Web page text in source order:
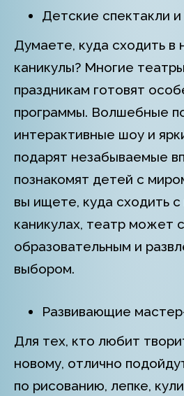
Детские спектакли
Думаете, куда сходить в
каникулы? Многие
праздникам готовят
программы. Волшебные
интерактивные шоу и
подарят незабываемые
познакомят детей с
вы ищете, куда сходить
каникулах, театр может
образовательным и
выбором.
Развивающие
Для тех, кто любит
новому, отлично
по рисованию, лепке,